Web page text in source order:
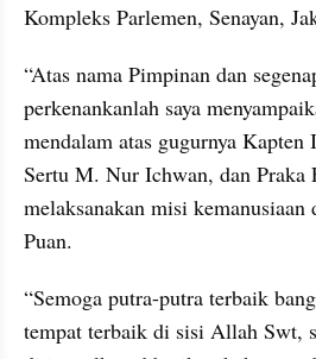
Kompleks Parlemen, Senayan,
“Atas nama Pimpinan dan
perkenankanlah saya
mendalam atas gugurnya
Sertu M. Nur Ichwan, dan Praka
melaksanakan misi kemanusiaan
Puan.
“Semoga putra-putra terbaik
tempat terbaik di sisi Allah Swt,